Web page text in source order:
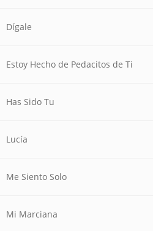
Dígale
Estoy Hecho de Pedacitos de Ti
Has Sido Tu
Lucía
Me Siento Solo
Mi Marciana